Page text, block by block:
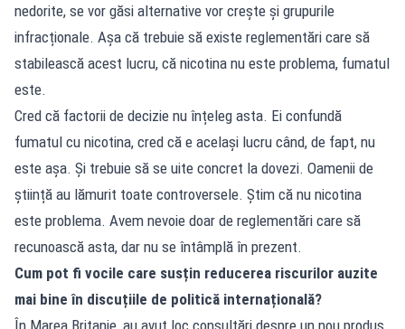
nedorite, se vor găsi alternative vor crește și grupurile
infracționale. Așa că trebuie să existe reglementări care să
stabilească acest lucru, că nicotina nu este problema, fumatul
este.
Cred că factorii de decizie nu înțeleg asta. Ei confundă
fumatul cu nicotina, cred că e același lucru când, de fapt, nu
este așa. Și trebuie să se uite concret la dovezi. Oamenii de
știință au lămurit toate controversele. Știm că nu nicotina
este problema. Avem nevoie doar de reglementări care să
recunoască asta, dar nu se întâmplă în prezent.
Cum pot fi vocile care susțin reducerea riscurilor auzite
mai bine în discuțiile de politică internațională?
În Marea Britanie, au avut loc consultări despre un nou produs